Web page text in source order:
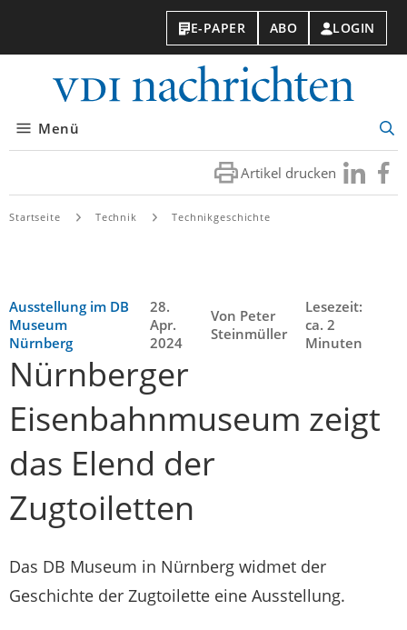
E-PAPER ABO LOGIN
Menü
Artikel drucken Besuchen
Sie
Sie
Startseite Technik Technikgeschichte
Ausstellung im DB
Museum
Nürnberg
28.
Apr.
2024
Von Peter
Steinmüller
Lesezeit:
ca. 2
Minuten
Nürnberger
Eisenbahnmuseum zeigt
das Elend der
Zugtoiletten
Das DB Museum in Nürnberg widmet der
Geschichte der Zugtoilette eine Ausstellung.